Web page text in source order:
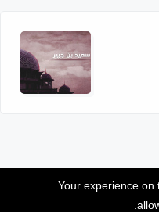
Your experience on